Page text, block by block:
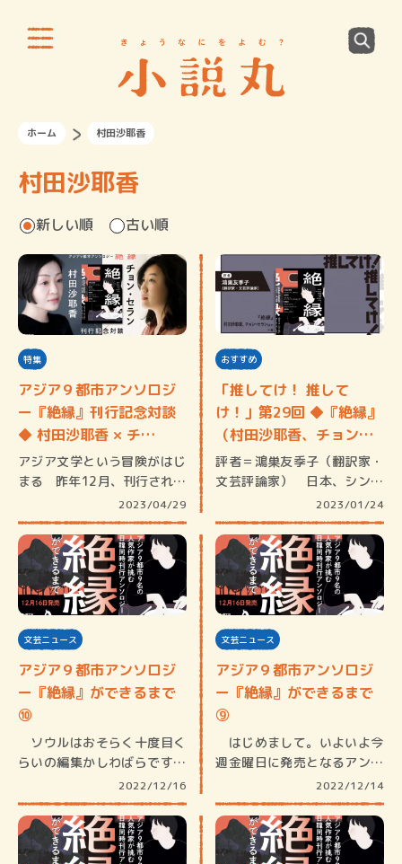
ホーム 村田沙耶香
村田沙耶香
新しい順 古い順
特集
アジア９都市アンソロジ
ー『絶縁』刊行記念対談
◆ 村田沙耶香 × チ…
アジア文学という冒険がはじ
まる 昨年12月、刊行された
2023/04/29
おすすめ
「推してけ！ 推して
け！」第29回 ◆『絶縁』
（村田沙耶香、チョン・
セ…
評者＝鴻巣友季子（翻訳家・
文芸評論家） 日本、シンガ
2023/01/24
文芸ニュース
アジア９都市アンソロジ
ー『絶縁』ができるまで
⑩
ソウルはおそらく十度目く
らいの編集かしわばらです。
2022/12/16
文芸ニュース
アジア９都市アンソロジ
ー『絶縁』ができるまで
⑨
はじめまして。いよいよ今
週金曜日に発売となるアンソ
2022/12/14